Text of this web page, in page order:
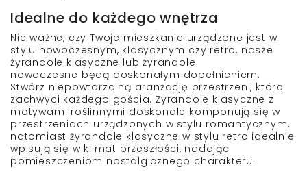
Idealne do każdego wnętrza
Nie ważne, czy Twoje mieszkanie urządzone jest w
stylu nowoczesnym, klasycznym czy retro, nasze
żyrandole klasyczne lubżyrandole
nowoczesne będą doskonałym dopełnieniem.
Stwórz niepowtarzalną aranżację przestrzeni, która
zachwyci każdego gościa. Żyrandole klasyczne z
motywami roślinnymi doskonale komponują się w
przestrzeniach urządzonych w stylu romantycznym,
natomiast żyrandole klasyczne w stylu retro idealnie
wpisują się w klimat przeszłości, nadając
pomieszczeniom nostalgicznego charakteru.